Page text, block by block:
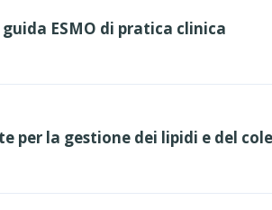
ESMO di pratica clinica
per la gestione dei lipidi e del